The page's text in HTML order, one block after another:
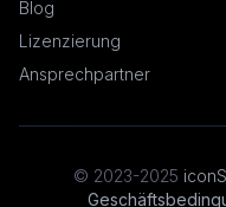
Blog
Lizenzierung
Ansprechpartner
© 2023-2025